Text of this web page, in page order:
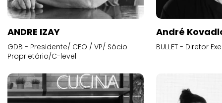
ANDRE IZAY
GDB - Presidente/ CEO / VP/ Sócio
Proprietário/C-level
André
BULLET - Diretor